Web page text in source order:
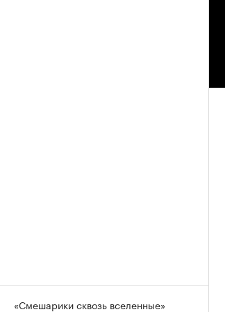
«Смешарики сквозь вселенные»